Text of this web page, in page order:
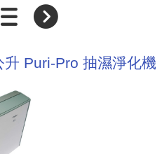
Puri-Pro 抽濕淨化機